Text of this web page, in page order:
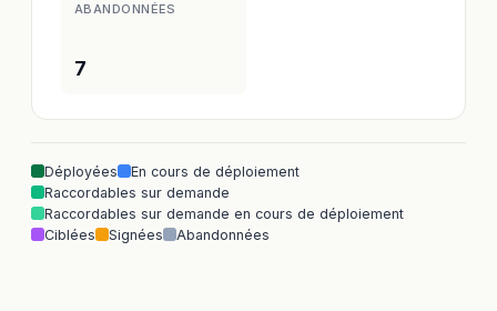
ABANDONNÉES
7
Déployées
En cours de déploiement
Raccordables sur demande
Raccordables sur demande en cours de déploiement
Ciblées
Signées Abandonnées